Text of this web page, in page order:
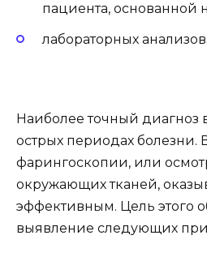
пациента, основанной
лабораторных анализов.
Наиболее точный диагноз
острых периодах болезни.
фарингоскопии, или
окружающих тканей,
эффективным. Цель этого
выявление следующих